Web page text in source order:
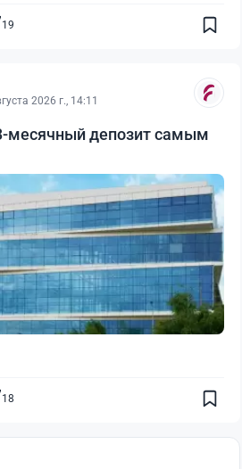
19
2026 г., 14:11
месячный депозит самым
18